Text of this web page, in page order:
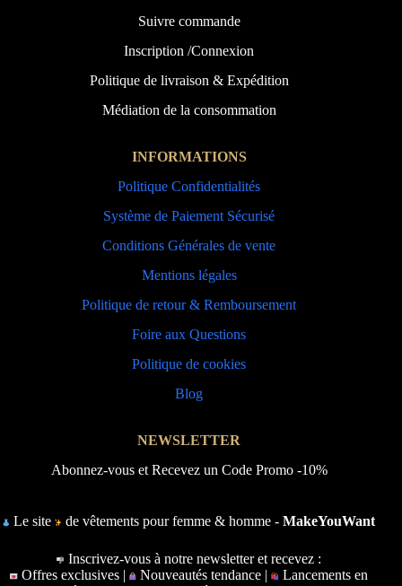
Suivre commande
Inscription /Connexion
Politique de livraison & Expédition
Médiation de la consommation
INFORMATIONS
Politique Confidentialités
Système de Paiement Sécurisé
Conditions Générales de vente
Mentions légales
Politique de retour & Remboursement
Foire aux Questions
Politique de cookies
Blog
NEWSLETTER
Abonnez-vous et Recevez un Code Promo -10%
Le site de vêtements pour femme & homme -MakeYouWant
Inscrivez-vous à notre newsletter et recevez :
Offres exclusives |
Nouveautés tendance |
Lancements en